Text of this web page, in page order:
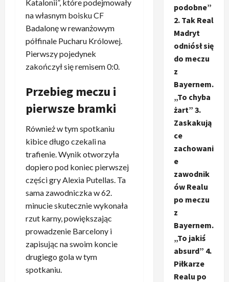
Katalonii”, które podejmowały
na własnym boisku CF
Badalonę w rewanżowym
półfinale Pucharu Królowej.
Pierwszy pojedynek
zakończył się remisem 0:0.
Przebieg meczu i
pierwsze bramki
Również w tym spotkaniu
kibice długo czekali na
trafienie. Wynik otworzyła
dopiero pod koniec pierwszej
części gry Alexia Putellas. Ta
sama zawodniczka w 62.
minucie skutecznie wykonała
rzut karny, powiększając
prowadzenie Barcelony i
zapisując na swoim koncie
drugiego gola w tym
spotkaniu.
podobne”
2. Tak Real
Madryt
odniósł się
do meczu
z
Bayernem.
„To chyba
żart” 3.
Zaskakują
ce
zachowani
e
zawodnik
ów Realu
po meczu
z
Bayernem.
„To jakiś
absurd” 4.
Piłkarze
Realu po